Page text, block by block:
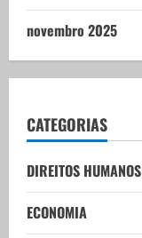
novembro 2025
CATEGORIAS
DIREITOS HUMANOS
ECONOMIA